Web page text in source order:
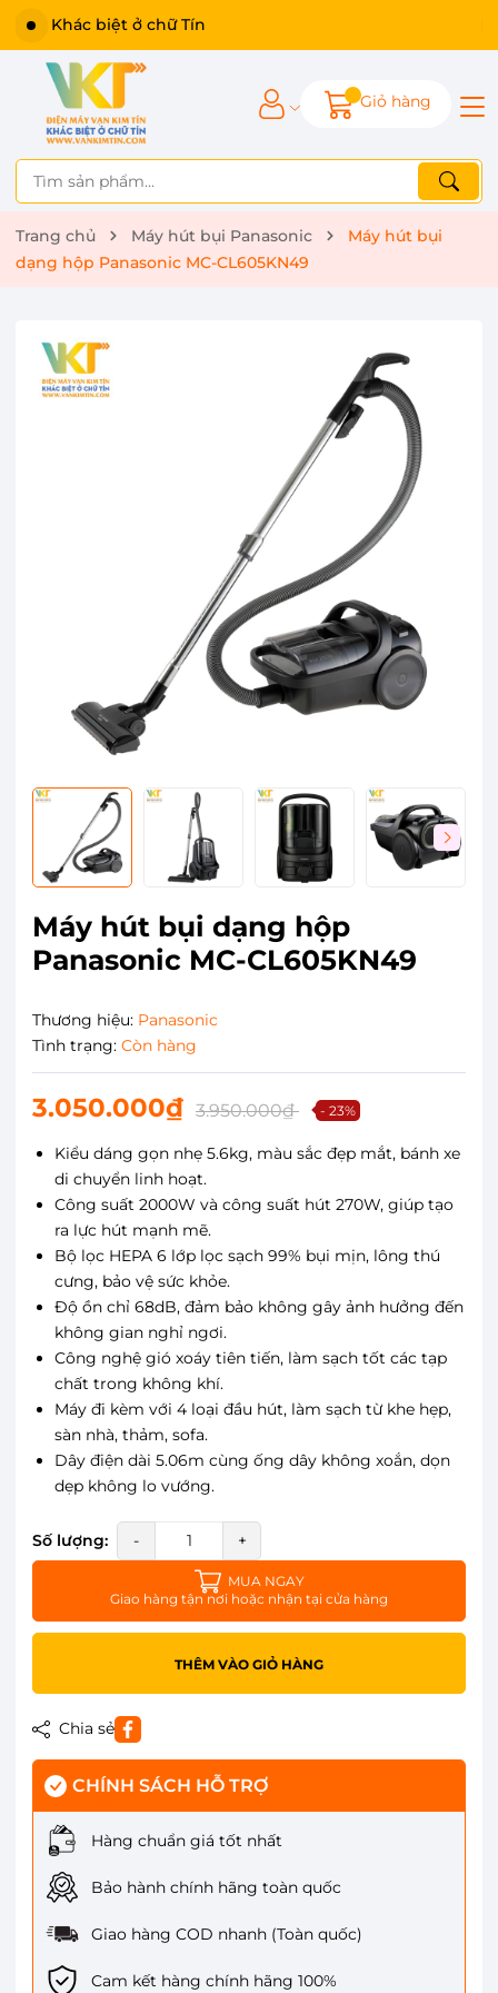
Khác biệt ở chữ Tín
Giỏ hàng
Trang chủ Máy hút bụi Panasonic
Máy hút bụi
dạng hộp Panasonic MC-CL605KN49
Máy hút bụi dạng hộp
Panasonic MC-CL605KN49
Thương hiệu: Panasonic
Tình trạng: Còn hàng
3.050.000₫ 3.950.000₫ - 23%
Kiểu dáng gọn nhẹ 5.6kg, màu sắc đẹp mắt, bánh xe
di chuyển linh hoạt.
Công suất 2000W và công suất hút 270W, giúp tạo
ra lực hút mạnh mẽ.
Bộ lọc HEPA 6 lớp lọc sạch 99% bụi mịn, lông thú
cưng, bảo vệ sức khỏe.
Độ ồn chỉ 68dB, đảm bảo không gây ảnh hưởng đến
không gian nghỉ ngơi.
Công nghệ gió xoáy tiên tiến, làm sạch tốt các tạp
chất trong không khí.
Máy đi kèm với 4 loại đầu hút, làm sạch từ khe hẹp,
sàn nhà, thảm, sofa.
Dây điện dài 5.06m cùng ống dây không xoắn, dọn
dẹp không lo vướng.
Số lượng: - +
MUA NGAY
Giao hàng tận nơi hoặc nhận tại cửa hàng
THÊM VÀO GIỎ HÀNG
Chia sẻ
CHÍNH SÁCH HỖ TRỢ
Hàng chuẩn giá tốt nhất
Bảo hành chính hãng toàn quốc
Giao hàng COD nhanh (Toàn quốc)
Cam kết hàng chính hãng 100%